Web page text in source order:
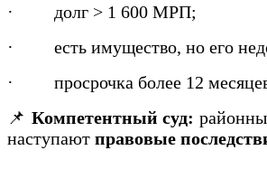
· долг > 1 600 МРП;
· есть имущество, но его
· просрочка более 12
📌 Компетентный суд:
наступают правовые